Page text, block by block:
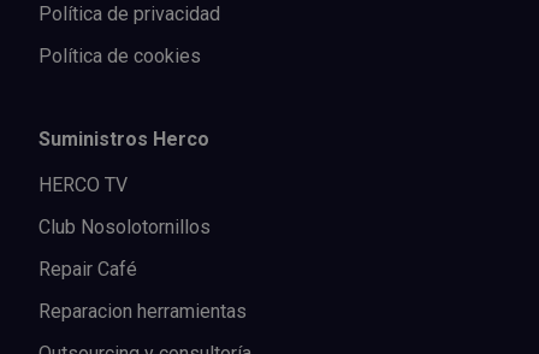
Política de privacidad
Política de cookies
Suministros Herco
HERCO TV
Club Nosolotornillos
Repair Café
Reparacion herramientas